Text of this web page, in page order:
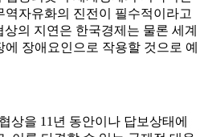
자유화의 진전이 필수적이라고
의 지연은 한국경제는 물론 세계
장애요인으로 작용할 것으로 예
상을 11년 동안이나 답보상태에